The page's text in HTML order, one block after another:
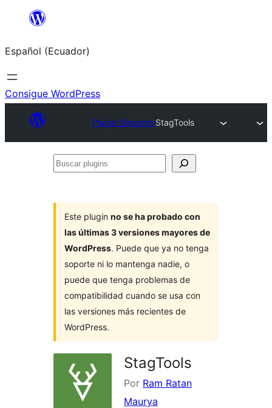
Saltar
contenido
Español (Ecuador)
Consigue WordPress
Plugin DirectoryStagTools
Buscar
Este plugin no se ha probado con
las últimas 3 versiones mayores de
WordPress. Puede que ya no tenga
soporte ni lo mantenga nadie, o
puede que tenga problemas de
compatibilidad cuando se usa con
las versiones más recientes de
WordPress.
StagTools
Por Ram Ratan
Maurya